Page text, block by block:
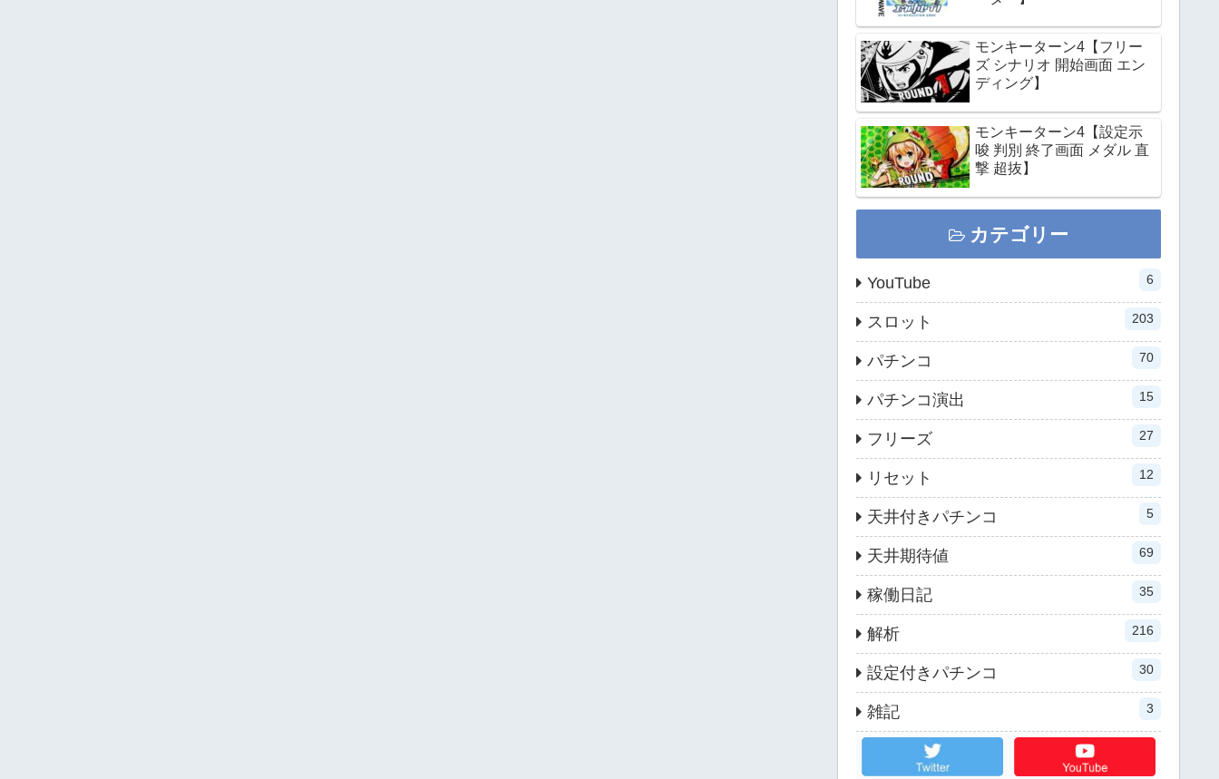
モンキーターン4【フリー
ズ シナリオ 開始画面 エン
ディング】
モンキーターン4【設定示
唆 判別 終了画面 メダル 直
撃 超抜】
カテゴリー
YouTube 6
スロット 203
パチンコ 70
パチンコ演出 15
フリーズ 27
リセット 12
天井付きパチンコ 5
天井期待値 69
稼働日記 35
解析 216
設定付きパチンコ 30
雑記 3